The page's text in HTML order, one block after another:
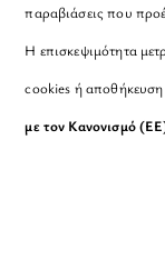
παραβιάσεις που
Η επισκεψιμότητα
cookies ή
με τον Κανονισμό